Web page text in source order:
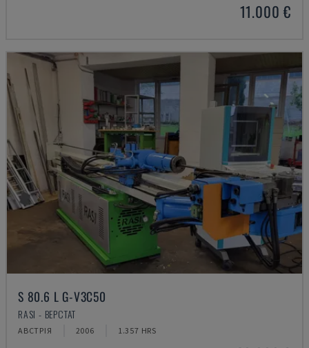
11.000 €
S 80.6 L G-V3C50
RASI - ВЕРСТАТ
АВСТРІЯ 2006 1.357 HRS